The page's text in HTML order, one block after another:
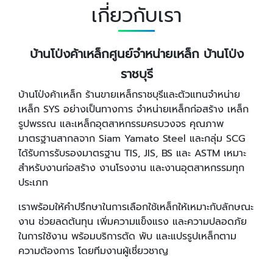
เกี่ยวกับเรา
บ้านโป่งค้าเหล็กศูนย์จำหน่ายเหล็ก บ้านโป่ง
ราชบุรี
บ้านโป่งค้าเหล็ก ร้านขายเหล็กราชบุรีและตัวแทนจำหน่าย
เหล็ก SYS อย่างเป็นทางการ จำหน่ายเหล็กก่อสร้าง เหล็ก
รูปพรรณ และเหล็กอุตสาหกรรมครบวงจร คุณภาพ
มาตรฐานสากลจาก Siam Yamato Steel และกลุ่ม SCG
ได้รับการรับรองมาตรฐาน TIS, JIS, BS และ ASTM เหมาะ
สำหรับงานก่อสร้าง งานโรงงาน และงานอุตสาหกรรมทุก
ประเภท
เราพร้อมให้คำปรึกษาในการเลือกใช้เหล็กให้เหมาะกับลักษณะ
งาน ช่วยลดต้นทุน เพิ่มความแข็งแรง และความปลอดภัย
ในการใช้งาน พร้อมบริการตัด พับ และแปรรูปเหล็กตาม
ความต้องการ โดยทีมงานผู้เชี่ยวชาญ